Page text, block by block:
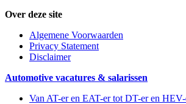
Over deze site
Algemene Voorwaarden
Privacy Statement
Disclaimer
Automotive vacatures & salarissen
Van AT-er en EAT-er tot DT-er en